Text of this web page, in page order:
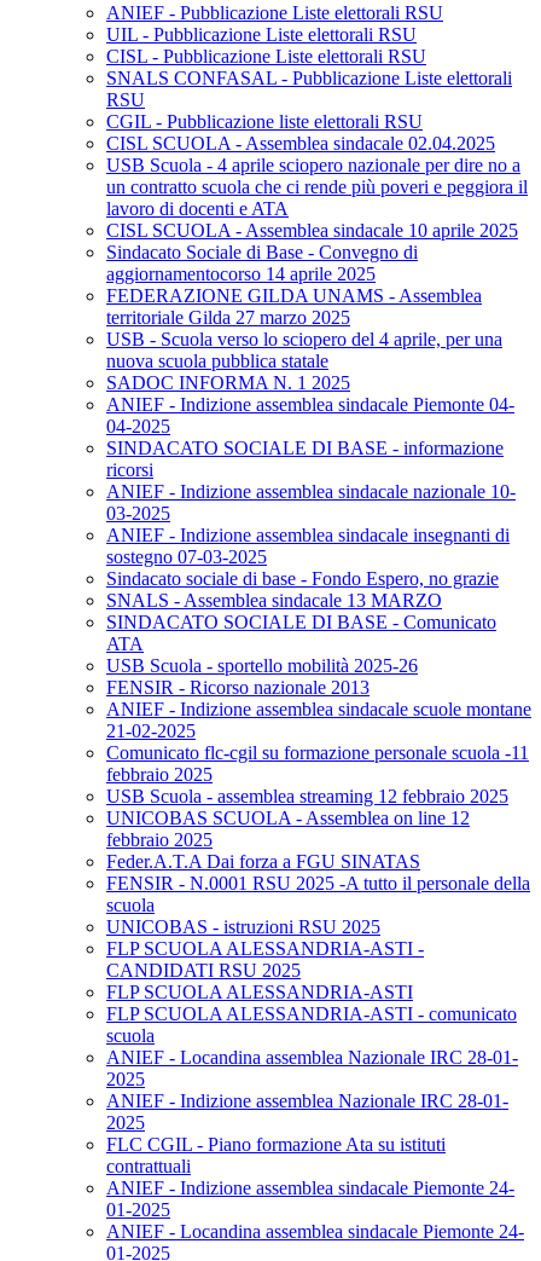
ANIEF - Pubblicazione Liste elettorali RSU
UIL - Pubblicazione Liste elettorali RSU
CISL - Pubblicazione Liste elettorali RSU
SNALS CONFASAL - Pubblicazione Liste elettorali
RSU
CGIL - Pubblicazione liste elettorali RSU
CISL SCUOLA - Assemblea sindacale 02.04.2025
USB Scuola - 4 aprile sciopero nazionale per dire no a
un contratto scuola che ci rende più poveri e peggiora il
lavoro di docenti e ATA
CISL SCUOLA - Assemblea sindacale 10 aprile 2025
Sindacato Sociale di Base - Convegno di
aggiornamentocorso 14 aprile 2025
FEDERAZIONE GILDA UNAMS - Assemblea
territoriale Gilda 27 marzo 2025
USB - Scuola verso lo sciopero del 4 aprile, per una
nuova scuola pubblica statale
SADOC INFORMA N. 1 2025
ANIEF - Indizione assemblea sindacale Piemonte 04-
04-2025
SINDACATO SOCIALE DI BASE - informazione
ricorsi
ANIEF - Indizione assemblea sindacale nazionale 10-
03-2025
ANIEF - Indizione assemblea sindacale insegnanti di
sostegno 07-03-2025
Sindacato sociale di base - Fondo Espero, no grazie
SNALS - Assemblea sindacale 13 MARZO
SINDACATO SOCIALE DI BASE - Comunicato
ATA
USB Scuola - sportello mobilità 2025-26
FENSIR - Ricorso nazionale 2013
ANIEF - Indizione assemblea sindacale scuole montane
21-02-2025
Comunicato flc-cgil su formazione personale scuola -11
febbraio 2025
USB Scuola - assemblea streaming 12 febbraio 2025
UNICOBAS SCUOLA - Assemblea on line 12
febbraio 2025
Feder.A.T.A Dai forza a FGU SINATAS
FENSIR - N.0001 RSU 2025 -A tutto il personale della
scuola
UNICOBAS - istruzioni RSU 2025
FLP SCUOLA ALESSANDRIA-ASTI -
CANDIDATI RSU 2025
FLP SCUOLA ALESSANDRIA-ASTI
FLP SCUOLA ALESSANDRIA-ASTI - comunicato
scuola
ANIEF - Locandina assemblea Nazionale IRC 28-01-
2025
ANIEF - Indizione assemblea Nazionale IRC 28-01-
2025
FLC CGIL - Piano formazione Ata su istituti
contrattuali
ANIEF - Indizione assemblea sindacale Piemonte 24-
01-2025
ANIEF - Locandina assemblea sindacale Piemonte 24-
01-2025